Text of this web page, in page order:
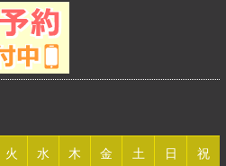
火 水 木 金 土 日 祝